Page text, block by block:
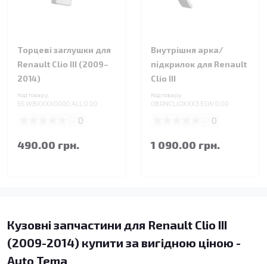
Торцеві заглушки для
Renault Clio III (2009–
2014)
Код товару:
55.WBXXXX0000.ALL.0.00
0
490.00 грн.
Внутрішня арка/
підкрилок для Renault
Clio III
Код товару:
08.RNCLIOXXX3.5SW.0.00
0
1 090.00 грн.
Кузовні запчастини для Renault Clio III
(2009-2014) купити за вигідною ціною -
Auto Tema